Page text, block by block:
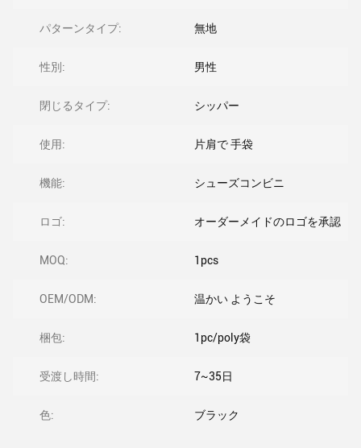
パターンタイプ: 無地
性別: 男性
閉じるタイプ: シッパー
使用: 片肩で 手袋
機能: シューズコンビニ
ロゴ: オーダーメイドのロゴを承認
MOQ: 1pcs
OEM/ODM: 温かい ようこそ
梱包: 1pc/poly袋
受渡し時間: 7~35日
色: ブラック